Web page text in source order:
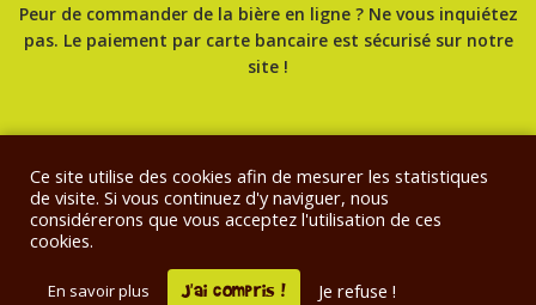
Peur de commander de la bière en ligne ? Ne vous inquiétez
pas. Le paiement par carte bancaire est sécurisé sur notre
site !
L’abus d’alcool est dangereux pour la santé, à consommer avec
modération. La consommation d’alcool est vivement déconseillée aux
femmes enceintes.
La vente d'alcool est interdite aux mineurs de moins de 18 ans. En
accédant à notre site Internet et à nos offres, vous déclarez avoir plus de
18 ans.
Ce site utilise des cookies afin de mesurer les statistiques
de visite. Si vous continuez d'y naviguer, nous
considérerons que vous acceptez l'utilisation de ces
cookies.
En savoir plus J'ai compris ! Je refuse !